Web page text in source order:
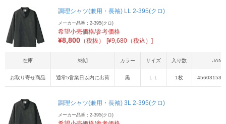
調理シャツ(兼用・長袖) LL 2-395(クロ)
メーカー品番：2-395(クロ)
希望小売価格/参考価格
¥8,800 （税抜） [¥9,680（税込）]
在庫 納期 カラー サイズ 入り数 JAN
お取り寄せ商品 通常5営業日以内に出荷 黒 ＬＬ 1枚
調理シャツ(兼用・長袖) 3L 2-395(クロ)
メーカー品番：2-395(クロ)